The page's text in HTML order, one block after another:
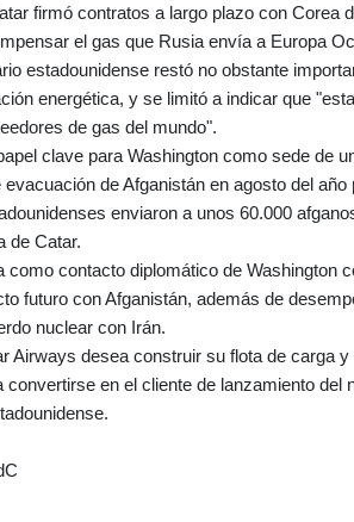
firmó contratos a largo plazo con Corea
el gas que Rusia envía a Europa
estadounidense restó no obstante
energética, y se limitó a indicar que
de gas del mundo".
clave para Washington como sede de
de Afganistán en agosto del año
enviaron a unos 60.000
de Catar.
como contacto diplomático de Washington
futuro con Afganistán, además de
nuclear con Irán.
Airways desea construir su flota de carga
convertirse en el cliente de lanzamiento del